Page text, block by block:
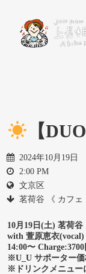
【
2024年10月19日
2:00 PM
文京区
茗荷谷 《 カフェ
10月19日(土) 茗荷
with 萱原恵衣(vocal)
14:00〜
※U_U サポーター価
※ドリンクメニュー